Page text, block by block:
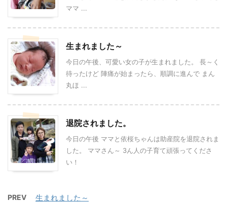
ママ ...
生まれました～
今日の午後、可愛い女の子が生まれました。 長～く
待ったけど 陣痛が始まったら、順調に進んで まん
丸ほ ...
退院されました。
今日の午後 ママと依桜ちゃんは助産院を退院されま
した。 ママさん～ 3ん人の子育て頑張ってくださ
い！
PREV 生まれました～